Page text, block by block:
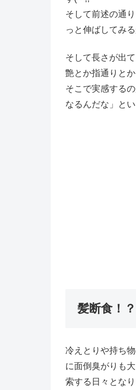
そして前述の通
っと伸ばしてみ
そして長さが出
艶とか指通りとか
そこで実感する
なるんだな」とい
髪断食！？
冷えとりや持ち
に面倒臭がりも
索する日々となり